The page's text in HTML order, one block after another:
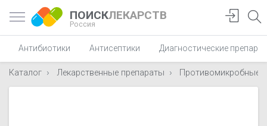
ПОИСКЛЕКАРСТВ
Россия
Антибиотики Антисептики Диагностические
Каталог Лекарственные препараты Противомикробные